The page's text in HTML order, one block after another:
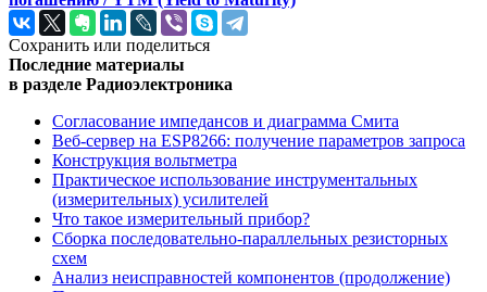
Сохранить или поделиться
Последние материалы
в разделе Радиоэлектроника
Согласование импедансов и диаграмма Смита
Веб-сервер на ESP8266: получение параметров запроса
Конструкция вольтметра
Практическое использование инструментальных
(измерительных) усилителей
Что такое измерительный прибор?
Сборка последовательно-параллельных резисторных
схем
Анализ неисправностей компонентов (продолжение)